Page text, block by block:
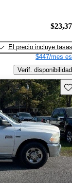
El precio incluye tasas
$447/mes
Verif. disponibilidad